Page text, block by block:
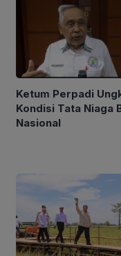
Ketum Perpadi
Kondisi Tata Niaga
Nasional